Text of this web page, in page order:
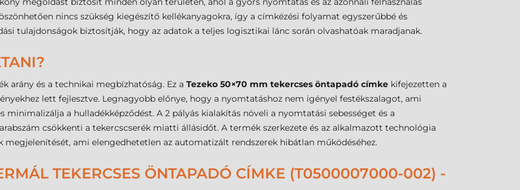
nincs szükség kiegészítő kellékanyagokra, így a címkézési folyamat egyszerűbbé és
tulajdonságok biztosítják, hogy az adatok a teljes logisztikai lánc során olvashatóak maradjanak.
arány és a technikai megbízhatóság. Ez a Tezeko 50×70 mm tekercses öntapadó címke kifejezetten a
lett fejlesztve. Legnagyobb előnye, hogy a nyomtatáshoz nem igényel festékszalagot, ami
a hulladékképződést. A 2 pályás kialakítás növeli a nyomtatási sebességet és a
csökkenti a tekercscserék miatti állásidőt. A termék szerkezete és az alkalmazott technológia
ami elengedhetetlen az automatizált rendszerek hibátlan működéséhez.
TEKERCSES ÖNTAPADÓ CÍMKE (T0500007000-002) -